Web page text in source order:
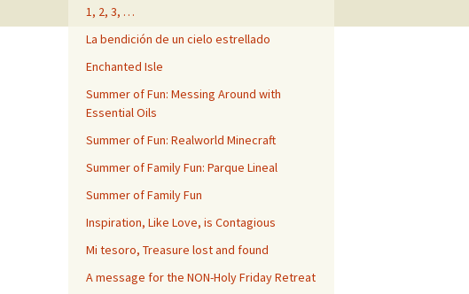
1, 2, 3, …
La bendición de un cielo estrellado
Enchanted Isle
Summer of Fun: Messing Around with
Essential Oils
Summer of Fun: Realworld Minecraft
Summer of Family Fun: Parque Lineal
Summer of Family Fun
Inspiration, Like Love, is Contagious
Mi tesoro, Treasure lost and found
A message for the NON-Holy Friday Retreat